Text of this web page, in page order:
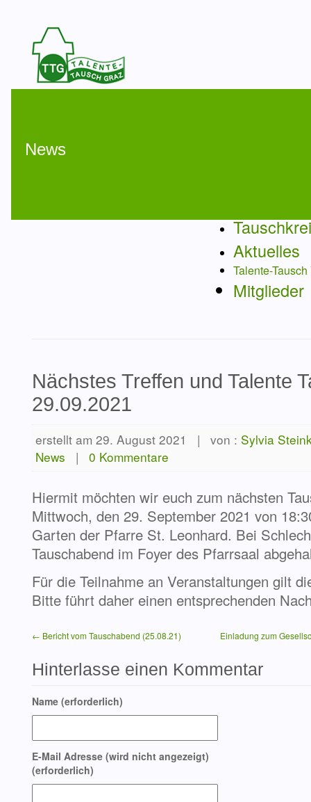
Aktuelles
Talente-
Mitglieder
News
Nächstes Treffen und Talente
29.09.2021
erstellt am 29. August 2021 | von : Sylvia
News
| 0 Kommentare
Hiermit möchten wir euch zum nächsten
Mittwoch, den 29. September 2021 von
Garten der Pfarre St. Leonhard. Bei
Tauschabend im Foyer des Pfarrsaal
Für die Teilnahme an Veranstaltungen gilt
Bitte führt daher einen entsprechenden
← Bericht vom Tauschabend (25.08.21) Einladung zum
Hinterlasse einen Kommentar
Name (erforderlich)
E-Mail Adresse (wird nicht angezeigt)
(erforderlich)